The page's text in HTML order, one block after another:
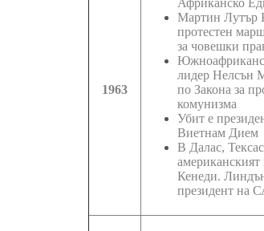
1963
Мартин Лутър
протестен
за човешки
лидер Нелсън
по Закона за
комунизма
Убит е
Виетнам Дием
В Далас,
Кенеди.
президент на